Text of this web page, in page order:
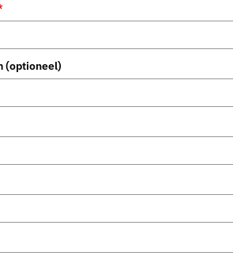
(optioneel)